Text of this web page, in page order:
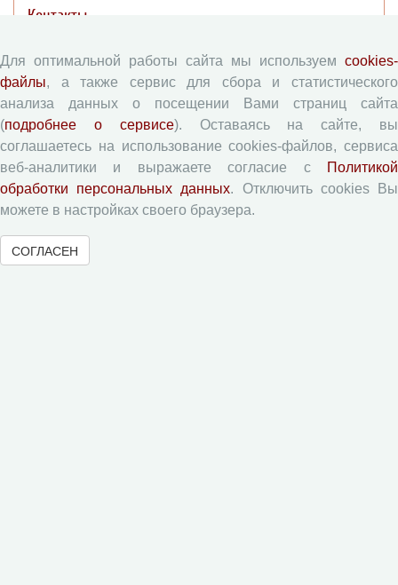
Контакты
Редакционная политика
Цели и задачи
Разделы журнала
Рецензирование
Публикационная этика
Индексирование
Архивация
Политика открытого доступа
Для оптимальной работы сайта мы используем cookies-
файлы, а также сервис для сбора и статистического
анализа данных о посещении Вами страниц сайта
(подробнее о сервисе). Оставаясь на сайте, вы
соглашаетесь на использование cookies-файлов, сервиса
веб-аналитики и выражаете согласие с
Политикой
обработки персональных данных. Отключить cookies Вы
можете в настройках своего браузера.
СОГЛАСЕН